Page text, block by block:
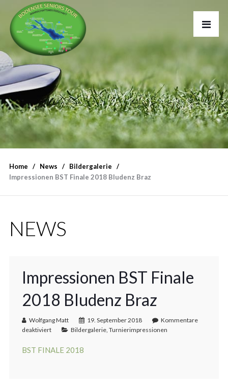
Home News
Bildergalerie
Impressionen BST Finale 2018 Bludenz Braz
NEWS
Impressionen BST Finale
2018 Bludenz Braz
Wolfgang Matt 19. September 2018
Kommentare
deaktiviert
Bildergalerie, Turnierimpressionen
BST FINALE 2018